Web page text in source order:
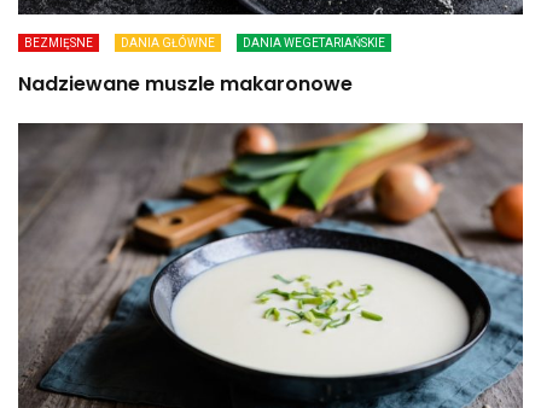
BEZMIĘSNE DANIA GŁÓWNE DANIA WEGETARIAŃSKIE
Nadziewane muszle makaronowe